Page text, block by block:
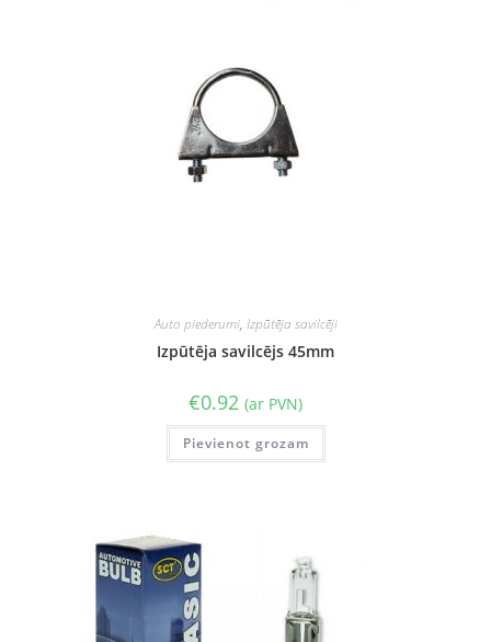
Auto piederumi, Izpūtēja savilcēji
Izpūtēja savilcējs 45mm
€0.92 (ar PVN)
Pievienot grozam